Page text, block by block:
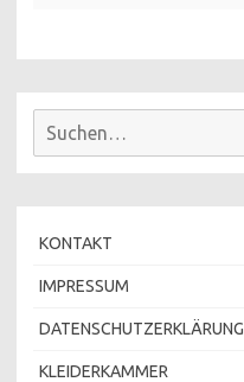
Suchen
KONTAKT
IMPRESSUM
DATENSCHUTZERKLÄRUNG
KLEIDERKAMMER